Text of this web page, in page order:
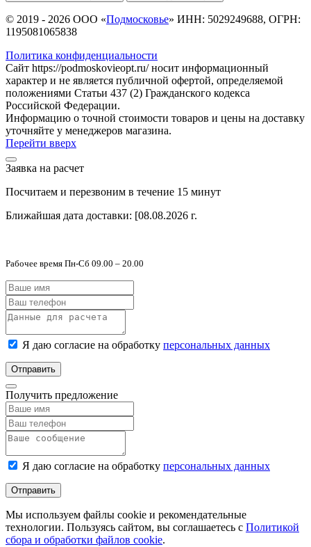
© 2019 - 2026 ООО «Подмосковье» ИНН: 5029249688, ОГРН:
1195081065838
Политика конфиденциальности
Сайт https://podmoskovieopt.ru/ носит информационный
характер и не является публичной офертой, определяемой
положениями Статьи 437 (2) Гражданского кодекса
Российской Федерации.
Информацию о точной стоимости товаров и цены на доставку
уточняйте у менеджеров магазина.
Перейти вверх
Заявка на расчет
Посчитаем и перезвоним в течение 15 минут
Ближайшая дата доставки: [08.08.2026 г.
Рабочее время Пн-Сб 09.00 – 20.00
Я даю согласие на обработку персональных данных
Отправить
Получить предложение
Я даю согласие на обработку персональных данных
Отправить
Мы используем файлы cookie и рекомендательные
технологии. Пользуясь сайтом, вы соглашаетесь с Политикой
сбора и обработки файлов cookie.